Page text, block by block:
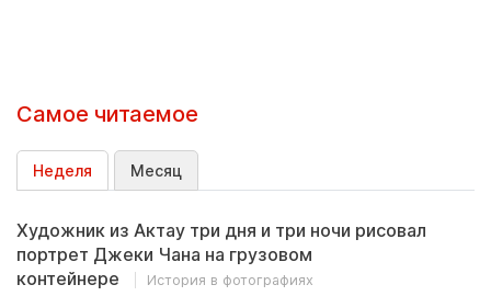
Самое читаемое
Неделя Месяц
Художник из Актау три дня и три ночи рисовал
портрет Джеки Чана на грузовом
контейнере
История в фотографиях